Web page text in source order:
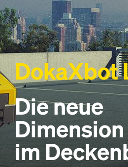
DokaXbot
Die neue
Dimension
im